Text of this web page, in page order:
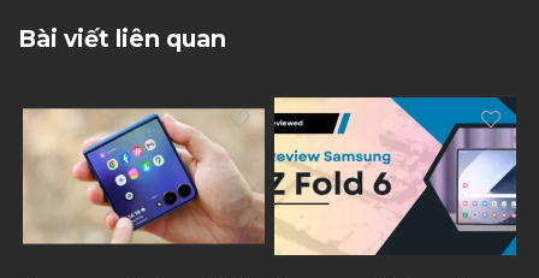
Bài viết liên quan